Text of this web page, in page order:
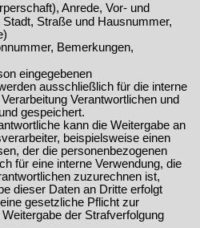
Anrede, Vor- und
Straße und Hausnummer,
Bemerkungen,
eingegebenen
ausschließlich für die interne
Verantwortlichen und
gespeichert.
kann die Weitergabe an
beispielsweise einen
der die personenbezogenen
für eine interne Verwendung, die
zuzurechnen ist,
dieser Daten an Dritte erfolgt
gesetzliche Pflicht zur
der Strafverfolgung